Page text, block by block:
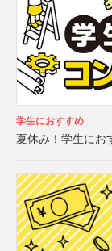
学生におすすめ
夏休み！学生にお